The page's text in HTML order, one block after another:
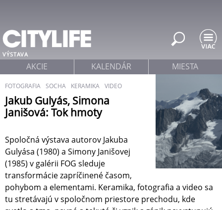
VÝSTAVA
FOTOGRAFIA SOCHA KERAMIKA VIDEO
Jakub Gulyás, Simona
Janišová: Tok hmoty
Spoločná výstava autorov Jakuba
Gulyása (1980) a Simony Janišovej
(1985) v galérii FOG sleduje
transformácie zapríčinené časom,
pohybom a elementami. Keramika, fotografia a video sa
tu stretávajú v spoločnom priestore prechodu, kde
AKCIE KALENDÁR MIESTA